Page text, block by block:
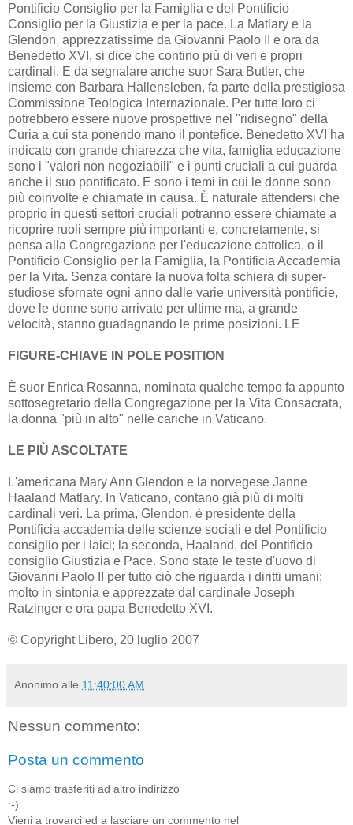
Pontificio Consiglio per la Famiglia e del Pontificio
Consiglio per la Giustizia e per la pace. La Matlary e la
Glendon, apprezzatissime da Giovanni Paolo II e ora da
Benedetto XVI, si dice che contino più di veri e propri
cardinali. E da segnalare anche suor Sara Butler, che
insieme con Barbara Hallensleben, fa parte della prestigiosa
Commissione Teologica Internazionale. Per tutte loro ci
potrebbero essere nuove prospettive nel "ridisegno" della
Curia a cui sta ponendo mano il pontefice. Benedetto XVI ha
indicato con grande chiarezza che vita, famiglia educazione
sono i "valori non negoziabili" e i punti cruciali a cui guarda
anche il suo pontificato. E sono i temi in cui le donne sono
più coinvolte e chiamate in causa. È naturale attendersi che
proprio in questi settori cruciali potranno essere chiamate a
ricoprire ruoli sempre più importanti e, concretamente, si
pensa alla Congregazione per l'educazione cattolica, o il
Pontificio Consiglio per la Famiglia, la Pontificia Accademia
per la Vita. Senza contare la nuova folta schiera di super-
studiose sfornate ogni anno dalle varie università pontificie,
dove le donne sono arrivate per ultime ma, a grande
velocità, stanno guadagnando le prime posizioni. LE
FIGURE-CHIAVE IN POLE POSITION
È suor Enrica Rosanna, nominata qualche tempo fa appunto
sottosegretario della Congregazione per la Vita Consacrata,
la donna "più in alto" nelle cariche in Vaticano.
LE PIÙ ASCOLTATE
L'americana Mary Ann Glendon e la norvegese Janne
Haaland Matlary. In Vaticano, contano già più di molti
cardinali veri. La prima, Glendon, è presidente della
Pontificia accademia delle scienze sociali e del Pontificio
consiglio per i laici; la seconda, Haaland, del Pontificio
consiglio Giustizia e Pace. Sono state le teste d'uovo di
Giovanni Paolo II per tutto ciò che riguarda i diritti umani;
molto in sintonia e apprezzate dal cardinale Joseph
Ratzinger e ora papa Benedetto XVI.
© Copyright Libero, 20 luglio 2007
Anonimo alle 11:40:00 AM
Nessun commento:
Posta un commento
Ci siamo trasferiti ad altro indirizzo
:-)
Vieni a trovarci ed a lasciare un commento nel